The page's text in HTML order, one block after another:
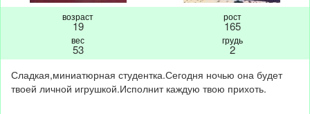
возраст
19
рост
165
вес
53
грудь
2
Сладкая,миниатюрная студентка.Сегодня ночью она будет
твоей личной игрушкой.Исполнит каждую твою прихоть.